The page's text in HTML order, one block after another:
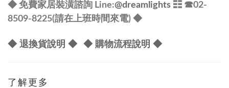
◆ 免費家居裝潢諮詢 Line:@dreamlights ☷ ☎02-
8509-8225(請在上班時間來電) ◆
◆ 退換貨說明 ◆ ◆ 購物流程說明 ◆
了解更多